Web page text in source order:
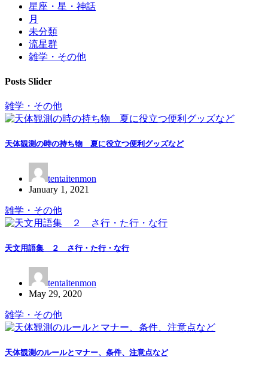
星座・星・神話
月
未分類
流星群
雑学・その他
Posts Slider
雑学・その他
天体観測の時の持ち物 夏に役立つ便利グッズなど
tentaitenmon
January 1, 2021
雑学・その他
天文用語集 ２ さ行・た行・な行
tentaitenmon
May 29, 2020
雑学・その他
天体観測のルールとマナー、条件、注意点など